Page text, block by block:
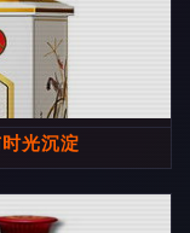
光沉淀